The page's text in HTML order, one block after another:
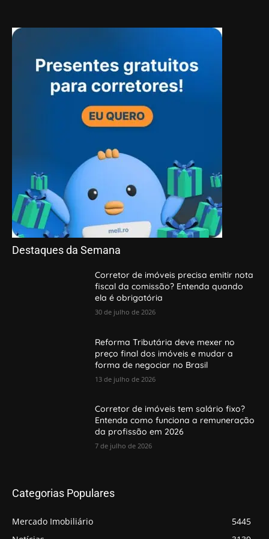
Destaques da Semana
Corretor de imóveis precisa emitir nota
fiscal da comissão? Entenda quando
ela é obrigatória
30 de julho de 2026
Reforma Tributária deve mexer no
preço final dos imóveis e mudar a
forma de negociar no Brasil
13 de julho de 2026
Corretor de imóveis tem salário fixo?
Entenda como funciona a remuneração
da profissão em 2026
7 de julho de 2026
Categorias Populares
Mercado Imobiliário
5445